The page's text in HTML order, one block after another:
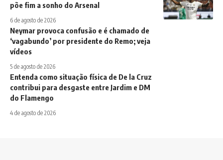
põe fim a sonho do Arsenal
6 de agosto de 2026
Neymar provoca confusão e é chamado de
‘vagabundo’ por presidente do Remo; veja
vídeos
5 de agosto de 2026
Entenda como situação física de De la Cruz
contribui para desgaste entre Jardim e DM
do Flamengo
4 de agosto de 2026